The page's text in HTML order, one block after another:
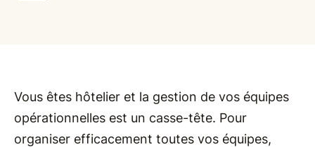
Vous êtes hôtelier et la gestion de vos équipes
opérationnelles est un casse-tête. Pour
organiser efficacement toutes vos équipes,